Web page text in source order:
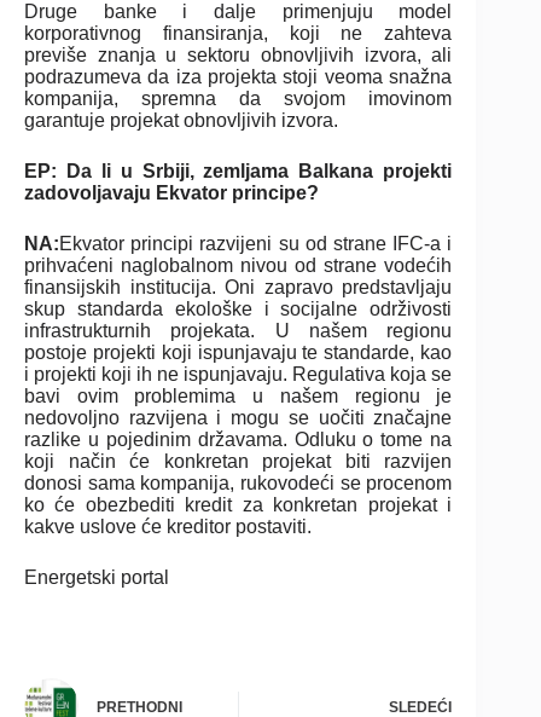
Druge banke i dalje primenjuju model
korporativnog finansiranja, koji ne zahteva
previše znanja u sektoru obnovljivih izvora, ali
podrazumeva da iza projekta stoji veoma snažna
kompanija, spremna da svojom imovinom
garantuje projekat obnovljivih izvora.
EP: Da li u Srbiji, zemljama Balkana projekti
zadovoljavaju Ekvator principe?
NA:Ekvator principi razvijeni su od strane IFC-a i
prihvaćeni naglobalnom nivou od strane vodećih
finansijskih institucija. Oni zapravo predstavljaju
skup standarda ekološke i socijalne održivosti
infrastrukturnih projekata. U našem regionu
postoje projekti koji ispunjavaju te standarde, kao
i projekti koji ih ne ispunjavaju. Regulativa koja se
bavi ovim problemima u našem regionu je
nedovoljno razvijena i mogu se uočiti značajne
razlike u pojedinim državama. Odluku o tome na
koji način će konkretan projekat biti razvijen
donosi sama kompanija, rukovodeći se procenom
ko će obezbediti kredit za konkretan projekat i
kakve uslove će kreditor postaviti.
Energetski portal
PRETHODNI SLEDEĆI